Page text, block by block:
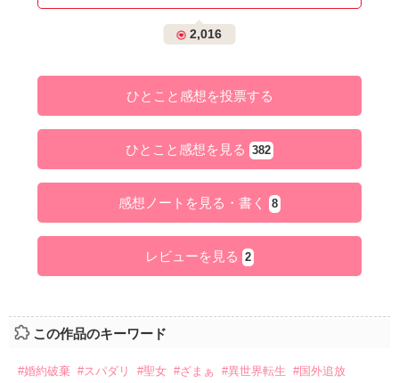
2,016
ひとこと感想を投票する
ひとこと感想を見る 382
感想ノートを見る・書く 8
レビューを見る 2
この作品のキーワード
#婚約破棄 #スパダリ #聖女 #ざまぁ #異世界転生 #国外追放